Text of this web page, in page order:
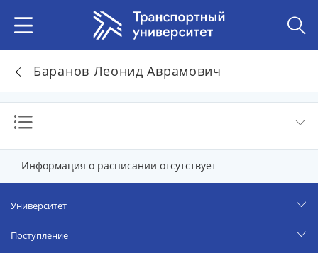
Баранов Леонид Аврамович
Информация о расписании отсутствует
Университет
Поступление